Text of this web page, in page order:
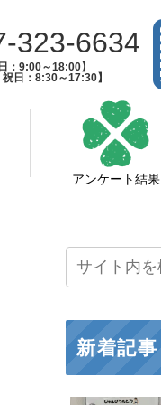
323-6634
：9:00～18:00】
日：8:30～17:30】
アンケート結果
新着記事